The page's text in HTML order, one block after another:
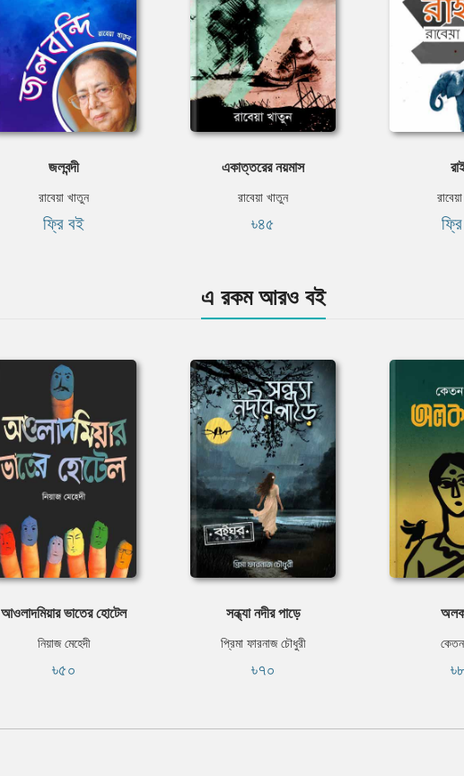
জলবন্দী
রাবেয়া খাতুন
ফ্রি বই
একাত্তরের নয়মাস
রাবেয়া খাতুন
৳৪৫
এ রকম আরও বই
আওলাদমিয়ার ভাতের হোটেল
নিয়াজ মেহেদী
৳৫০
সন্ধ্যা নদীর পাড়ে
প্রিমা ফারনাজ চৌধুরী
৳৭০